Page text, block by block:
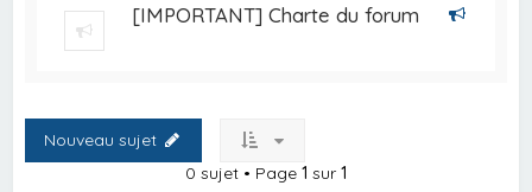
[IMPORTANT] Charte du forum
Nouveau sujet
0 sujet • Page 1 sur 1